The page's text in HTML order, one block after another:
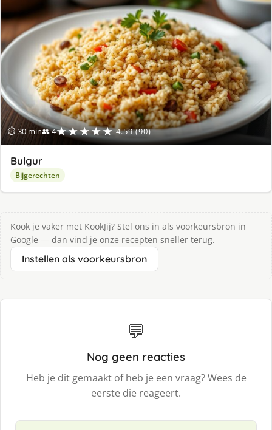
⏱ 30 min👥 4★★★★★ 4.59 (90)
Bulgur
Bijgerechten
Kook je vaker met KookJij? Stel ons in als voorkeursbron in
Google — dan vind je onze recepten sneller terug.
Instellen als voorkeursbron
💬
Nog geen reacties
Heb je dit gemaakt of heb je een vraag? Wees de
eerste die reageert.